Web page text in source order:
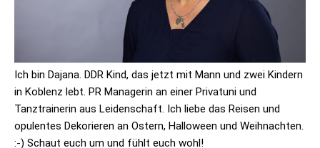
Ich bin Dajana. DDR Kind, das jetzt mit Mann und zwei Kindern
in Koblenz lebt. PR Managerin an einer Privatuni und
Tanztrainerin aus Leidenschaft. Ich liebe das Reisen und
opulentes Dekorieren an Ostern, Halloween und Weihnachten.
:-) Schaut euch um und fühlt euch wohl!